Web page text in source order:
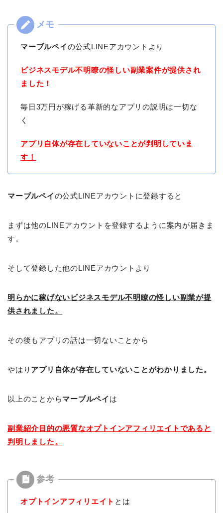
マーブルペイの公式LINEアカウントより
ビジネスモデル不明瞭の怪しい副業案件が提供され
ました！
毎日3万円が稼げる革新的なアプリの説明は一切な
く
アプリ自体が存在していないことが判明していま
す！
マーブルペイの公式LINEアカウントに登録すると
まずは他のLINEアカウントを登録するように案内が届きま
す。
そして登録した他のLINEアカウントより
明らかに稼げないビジネスモデル不明瞭の怪しい副業が提
供されました。
その後もアプリの話は一切ないことから
やはり アプリ自体が存在していないことがわかりました。
以上のことからマーブルペイ は
副業紹介目的の悪質なオプトインアフィリエイトであると
判明しました。
オプトインアフィリエイト とは